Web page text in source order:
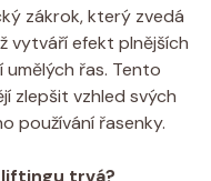
zákrok, který zvedá
vytváří efekt plnějších
řas. Tento
zlepšit ‌vzhled svých
používání řasenky.
trvá?